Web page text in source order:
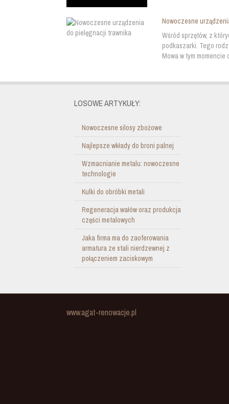
Nowoczesne
Wśród sprzętów, z
podkaszarki. Tego
Mowa w tym
LOSOWE ARTYKUŁY:
Nowoczesne silosy zbożowe
Najlepsze wkłady do broni palnej
Wzmacnianie metalu: nowoczesne
technologie
Kulki do obróbki metali
Regeneracja wałów oraz produkcja
części metalowych
Jaka firma ma do zaoferowania
armatura ze stali nierdzewnej z
połączeniem zaciskowym
www.agat-renowacje.pl